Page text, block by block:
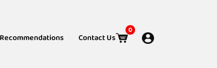
Recommendations Contact Us
0